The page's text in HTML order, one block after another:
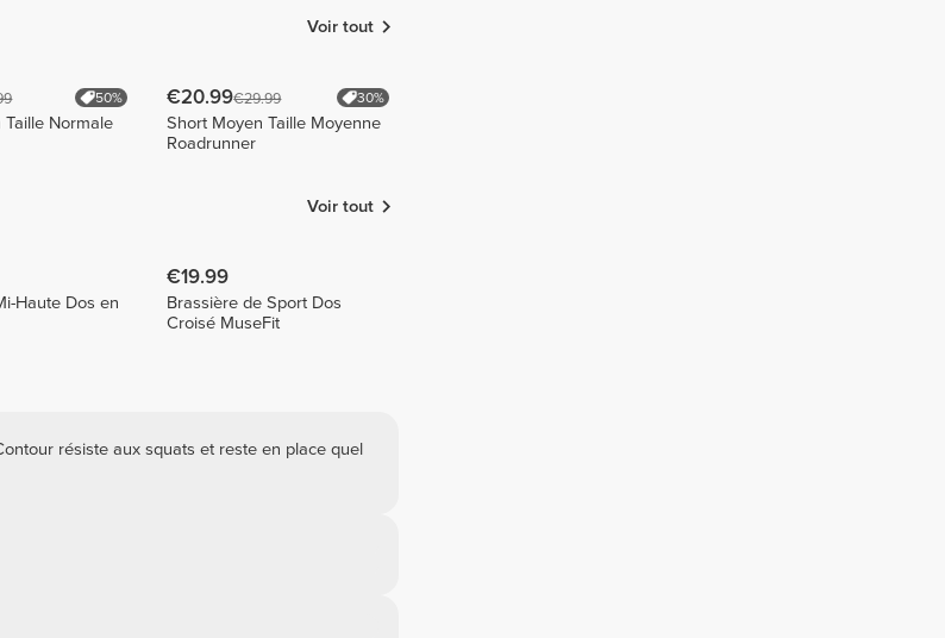
Voir tout
50%
Normale
€20.99€29.99 30%
Short Moyen Taille Moyenne
Roadrunner
Voir tout
Haute Dos en
€19.99
Brassière de Sport Dos
Croisé MuseFit
résiste aux squats et reste en place quel